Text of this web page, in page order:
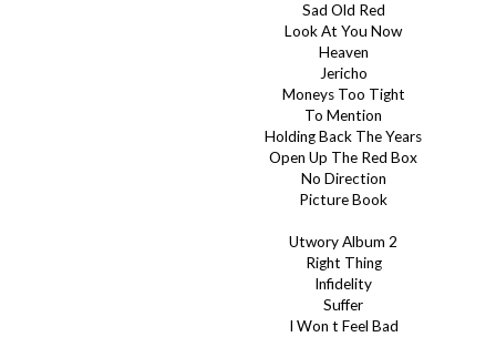
Sad Old Red
Look At You Now
Heaven
Jericho
Moneys Too Tight
To Mention
Holding Back The Years
Open Up The Red Box
No Direction
Picture Book
Utwory Album 2
Right Thing
Infidelity
Suffer
I Won t Feel Bad